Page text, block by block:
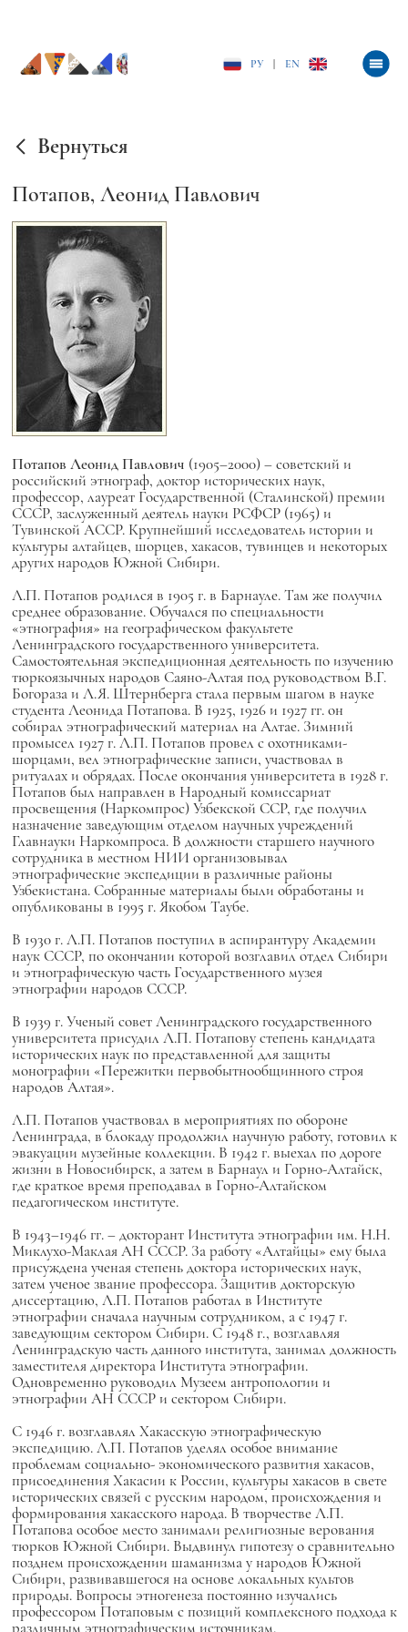
РУ EN
Вернуться
Потапов, Леонид Павлович
Потапов Леонид Павлович (1905–2000) – советский и
российский этнограф, доктор исторических наук,
профессор, лауреат Государственной (Сталинской) премии
СССР, заслуженный деятель науки РСФСР (1965) и
Тувинской АССР. Крупнейший исследователь истории и
культуры алтайцев, шорцев, хакасов, тувинцев и некоторых
других народов Южной Сибири.
Л.П. Потапов родился в 1905 г. в Барнауле. Там же получил
среднее образование. Обучался по специальности
«этнография» на географическом факультете
Ленинградского государственного университета.
Самостоятельная экспедиционная деятельность по изучению
тюркоязычных народов Саяно-Алтая под руководством В.Г.
Богораза и Л.Я. Штернберга стала первым шагом в науке
студента Леонида Потапова. В 1925, 1926 и 1927 гг. он
собирал этнографический материал на Алтае. Зимний
промысел 1927 г. Л.П. Потапов провел с охотниками-
шорцами, вел этнографические записи, участвовал в
ритуалах и обрядах. После окончания университета в 1928 г.
Потапов был направлен в Народный комиссариат
просвещения (Наркомпрос) Узбекской ССР, где получил
назначение заведующим отделом научных учреждений
Главнауки Наркомпроса. В должности старшего научного
сотрудника в местном НИИ организовывал
этнографические экспедиции в различные районы
Узбекистана. Собранные материалы были обработаны и
опубликованы в 1995 г. Якобом Таубе.
В 1930 г. Л.П. Потапов поступил в аспирантуру Академии
наук СССР, по окончании которой возглавил отдел Сибири
и этнографическую часть Государственного музея
этнографии народов СССР.
В 1939 г. Ученый совет Ленинградского государственного
университета присудил Л.П. Потапову степень кандидата
исторических наук по представленной для защиты
монографии «Пережитки первобытнообщинного строя
народов Алтая».
Л.П. Потапов участвовал в мероприятиях по обороне
Ленинграда, в блокаду продолжил научную работу, готовил к
эвакуации музейные коллекции. В 1942 г. выехал по дороге
жизни в Новосибирск, а затем в Барнаул и Горно-Алтайск,
где краткое время преподавал в Горно-Алтайском
педагогическом институте.
В 1943–1946 гг. – докторант Института этнографии им. Н.Н.
Миклухо-Маклая АН СССР. За работу «Алтайцы» ему была
присуждена ученая степень доктора исторических наук,
затем ученое звание профессора. Защитив докторскую
диссертацию, Л.П. Потапов работал в Институте
этнографии сначала научным сотрудником, а с 1947 г.
заведующим сектором Сибири. С 1948 г., возглавляя
Ленинградскую часть данного института, занимал должность
заместителя директора Института этнографии.
Одновременно руководил Музеем антропологии и
этнографии АН СССР и сектором Сибири.
С 1946 г. возглавлял Хакасскую этнографическую
экспедицию. Л.П. Потапов уделял особое внимание
проблемам социально- экономического развития хакасов,
присоединения Хакасии к России, культуры хакасов в свете
исторических связей с русским народом, происхождения и
формирования хакасского народа. В творчестве Л.П.
Потапова особое место занимали религиозные верования
тюрков Южной Сибири. Выдвинул гипотезу о сравнительно
позднем происхождении шаманизма у народов Южной
Сибири, развивавшегося на основе локальных культов
природы. Вопросы этногенеза постоянно изучались
профессором Потаповым с позиций комплексного подхода к
различным этнографическим источникам.